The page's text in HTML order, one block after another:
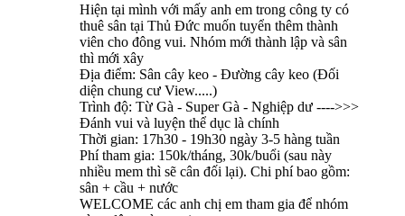
Hiện tại mình với mấy anh em trong công ty có
thuê sân tại Thủ Đức muốn tuyển thêm thành
viên cho đông vui. Nhóm mới thành lập và sân
thì mới xây
Địa điểm: Sân cây keo - Đường cây keo (Đối
diện chung cư View.....)
Trình độ: Từ Gà - Super Gà - Nghiệp dư ---->>>
Đánh vui và luyện thể dục là chính
Thời gian: 17h30 - 19h30 ngày 3-5 hàng tuần
Phí tham gia: 150k/tháng, 30k/buổi (sau này
nhiều mem thì sẽ cân đối lại). Chi phí bao gồm:
sân + cầu + nước
WELCOME các anh chị em tham gia để nhóm